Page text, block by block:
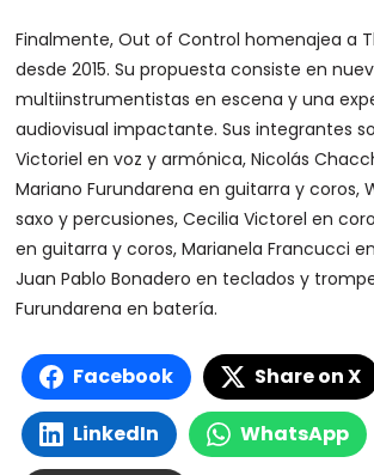
Finalmente, Out of Control homenajea a
desde 2015. Su propuesta consiste en
multiinstrumentistas en escena y una
audiovisual impactante. Sus integrantes
Victoriel en voz y armónica, Nicolás
Mariano Furundarena en guitarra y coros,
saxo y percusiones, Cecilia Victorel en
en guitarra y coros, Marianela Francucci
Juan Pablo Bonadero en teclados y
Furundarena en batería.
Facebook Share on X
LinkedIn WhatsApp